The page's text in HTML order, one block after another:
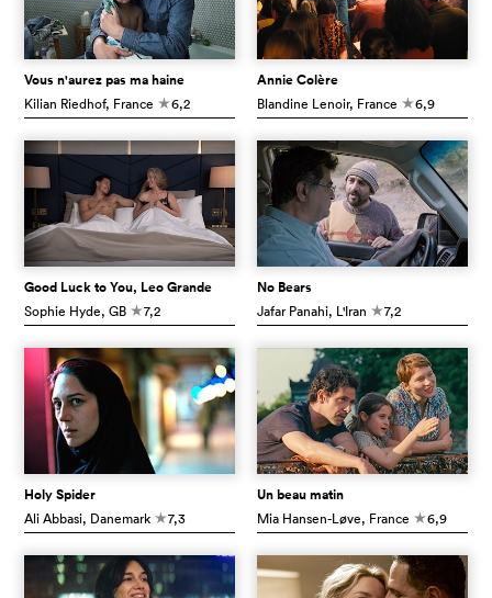
Vous n'aurez pas ma haine
Kilian Riedhof, France c6,2
Annie Colère
Blandine Lenoir, France c6,9
Good Luck to You, Leo Grande
Sophie Hyde, GB c7,2
No Bears
Jafar Panahi, L'Iran c7,2
Holy Spider
Ali Abbasi, Danemark c7,3
Un beau matin
Mia Hansen-Løve, France c6,9